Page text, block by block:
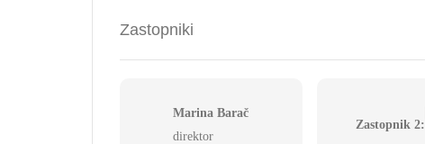
Zastopniki
Marina Barač
direktor
Zastopnik 2: